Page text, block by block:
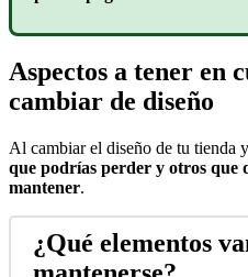
Aspectos a tener en
cambiar de diseño
Al cambiar el diseño de tu tienda
que podrías perder y otros que
mantener.
¿Qué elementos